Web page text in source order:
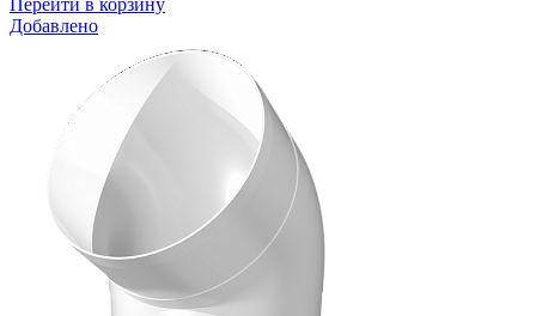
Перейти в корзину
Добавлено